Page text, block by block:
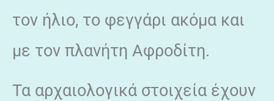
τον ήλιο, το φεγγάρι ακόμα και
με τον πλανήτη Αφροδίτη.
Τα αρχαιολογικά στοιχεία έχουν